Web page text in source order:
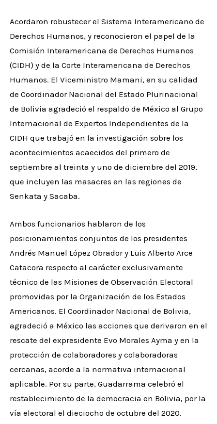
Acordaron robustecer el Sistema Interamericano de
Derechos Humanos, y reconocieron el papel de la
Comisión Interamericana de Derechos Humanos
(CIDH) y de la Corte Interamericana de Derechos
Humanos. El Viceministro Mamani, en su calidad
de Coordinador Nacional del Estado Plurinacional
de Bolivia agradeció el respaldo de México al Grupo
Internacional de Expertos Independientes de la
CIDH que trabajó en la investigación sobre los
acontecimientos acaecidos del primero de
septiembre al treinta y uno de diciembre del 2019,
que incluyen las masacres en las regiones de
Senkata y Sacaba.
Ambos funcionarios hablaron de los
posicionamientos conjuntos de los presidentes
Andrés Manuel López Obrador y Luis Alberto Arce
Catacora respecto al carácter exclusivamente
técnico de las Misiones de Observación Electoral
promovidas por la Organización de los Estados
Americanos. El Coordinador Nacional de Bolivia,
agradeció a México las acciones que derivaron en el
rescate del expresidente Evo Morales Ayma y en la
protección de colaboradores y colaboradoras
cercanas, acorde a la normativa internacional
aplicable. Por su parte, Guadarrama celebró el
restablecimiento de la democracia en Bolivia, por la
vía electoral el dieciocho de octubre del 2020.